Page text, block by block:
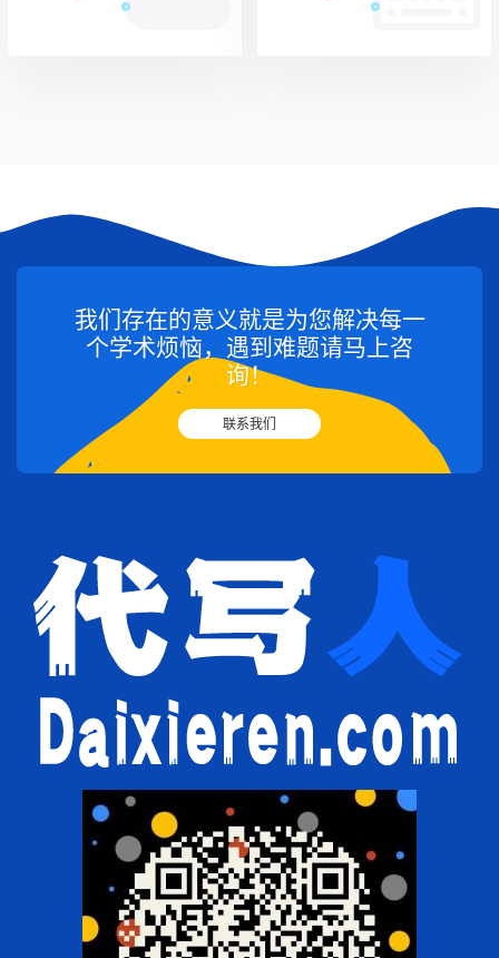
我们存在的意义就是为您解决每一
个学术烦恼，遇到难题请马上咨
询！
联系我们